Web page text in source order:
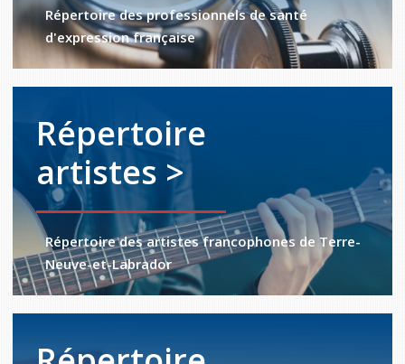
Répertoire des professionnels de santé
d'expression française
Répertoire
artistes >
Répertoire des artistes francophones de Terre-
Neuve-et-Labrador